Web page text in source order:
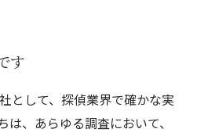
す
として、探偵業界で確かな実
、あらゆる調査において、